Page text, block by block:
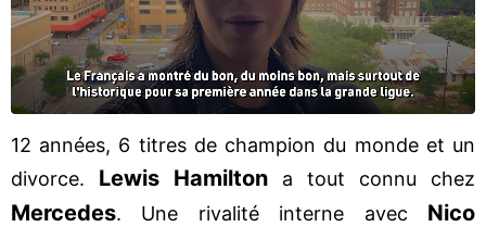
12 années, 6 titres de champion du monde et un
divorce. Lewis Hamilton a tout connu chez
Mercedes. Une rivalité interne avec Nico